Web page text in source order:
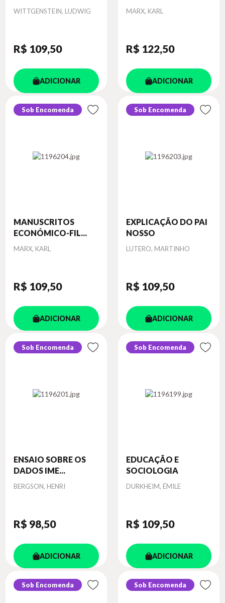
Autor
WITTGENSTEIN, LUDWIG
R$ 109,50
ADICIONAR
Autor
MARX, KARL
R$ 122,50
ADICIONAR
Sob Encomenda
MANUSCRITOS
ECONÓMICO-FIL...
Autor
MARX, KARL
R$ 109,50
ADICIONAR
Sob Encomenda
EXPLICAÇÃO DO PAI
NOSSO
Autor
LUTERO, MARTINHO
R$ 109,50
ADICIONAR
Sob Encomenda
ENSAIO SOBRE OS
DADOS IME...
Autor
BERGSON, HENRI
R$ 98,50
ADICIONAR
Sob Encomenda
EDUCAÇÃO E
SOCIOLOGIA
Autor
DURKHEIM, ÉMILE
R$ 109,50
ADICIONAR
Sob Encomenda Sob Encomenda